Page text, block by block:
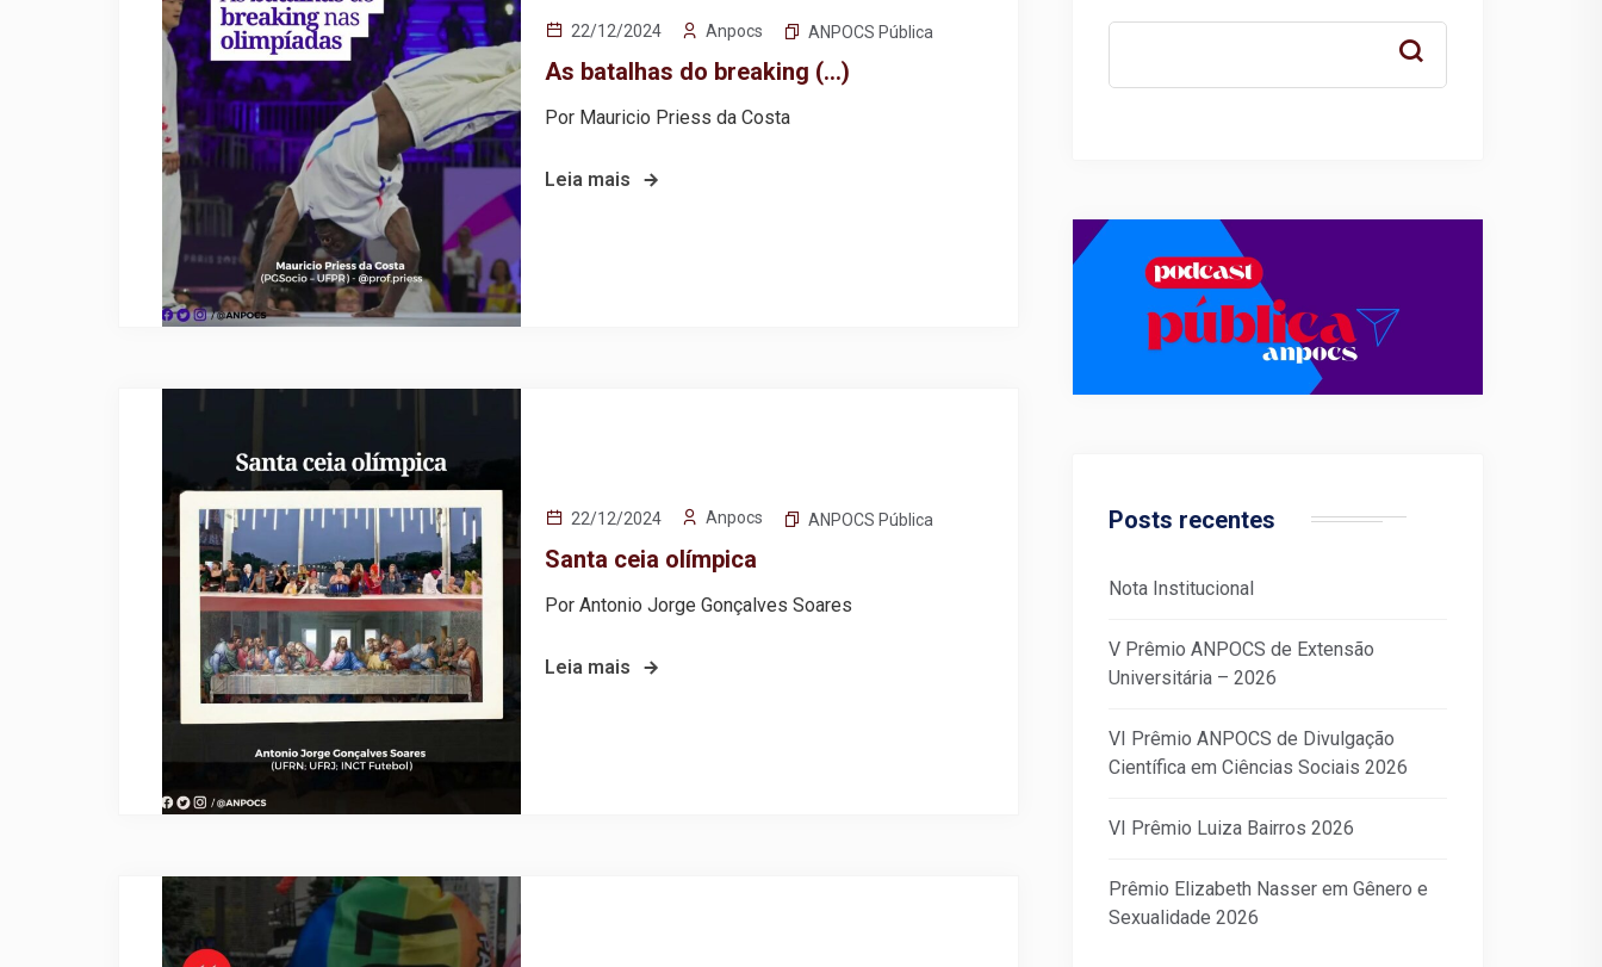
22/12/2024 Anpocs ANPOCS Pública
As batalhas do breaking (…)
Por Mauricio Priess da Costa
Leia mais
22/12/2024 Anpocs ANPOCS Pública
Santa ceia olímpica
Por Antonio Jorge Gonçalves Soares
Leia mais
Posts recentes
Nota Institucional
V Prêmio ANPOCS de Extensão
Universitária – 2026
VI Prêmio ANPOCS de Divulgação
Científica em Ciências Sociais 2026
VI Prêmio Luiza Bairros 2026
Prêmio Elizabeth Nasser em Gênero e
Sexualidade 2026